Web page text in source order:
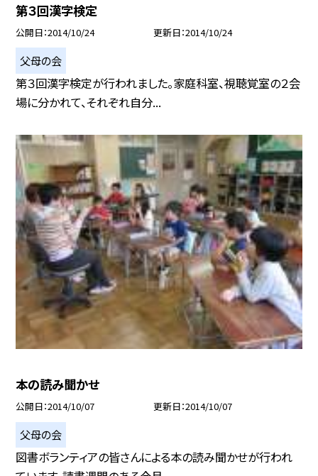
第３回漢字検定
公開日 2014/10/24 更新日 2014/10/24
父母の会
第３回漢字検定が行われました。家庭科室、視聴覚室の２会
場に分かれて、それぞれ自分...
本の読み聞かせ
公開日 2014/10/07 更新日 2014/10/07
父母の会
図書ボランティアの皆さんによる本の読み聞かせが行われ